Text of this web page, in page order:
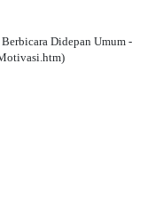
Didepan Umum -